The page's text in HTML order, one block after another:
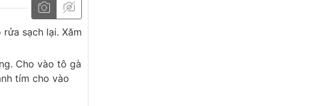
sạch lại. Xăm
Cho vào tô gà
tím cho vào